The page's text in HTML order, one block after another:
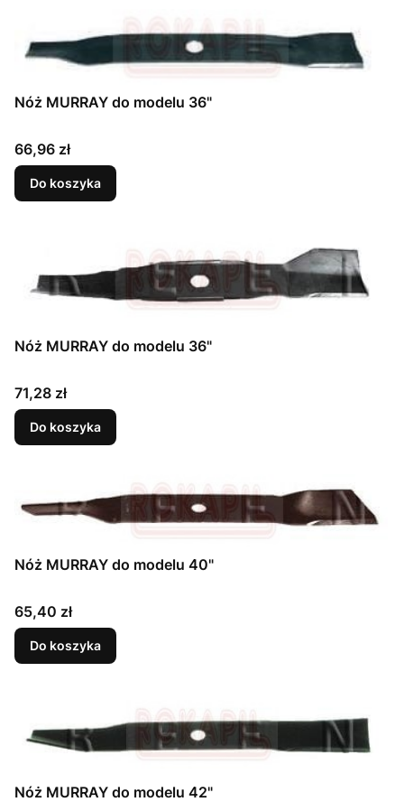
Nóż MURRAY do modelu 36"
Cena
66,96 zł
Do koszyka
Nóż MURRAY do modelu 36"
Cena
71,28 zł
Do koszyka
Nóż MURRAY do modelu 40"
Cena
65,40 zł
Do koszyka
Nóż MURRAY do modelu 42"